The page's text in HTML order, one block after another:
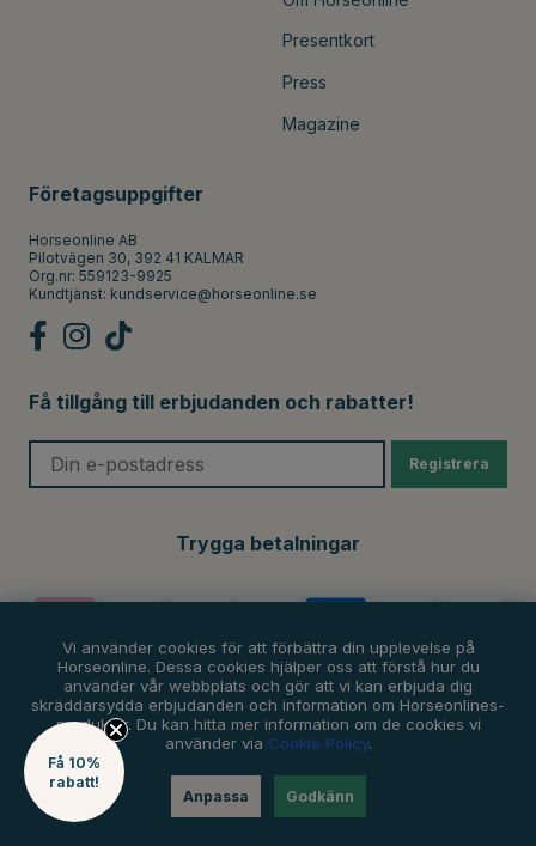
Presentkort
Press
Magazine
Företagsuppgifter
Horseonline AB
Pilotvägen 30, 392 41 KALMAR
Org.nr: 559123-9925
Kundtjänst: kundservice@horseonline.se
Få tillgång till erbjudanden och rabatter!
Registrera
Trygga betalningar
Vi använder cookies för att förbättra din upplevelse på
Horseonline. Dessa cookies hjälper oss att förstå hur du
använder vår webbplats och gör att vi kan erbjuda dig
skräddarsydda erbjudanden och information om Horseonlines-
produkter. Du kan hitta mer information om de cookies vi
använder via Cookie Policy.
Anpassa Godkänn
Få 10%
rabatt!